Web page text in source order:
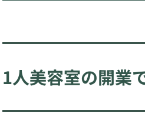
1人美容室の開業